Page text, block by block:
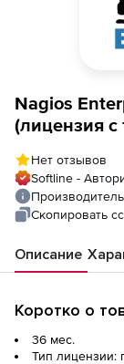
Nagios
(лицензия с
Included 10
Нет отзывов
Softline -
Скопировать
Описание
Коротко о
36 мес.
Тип лицензии: